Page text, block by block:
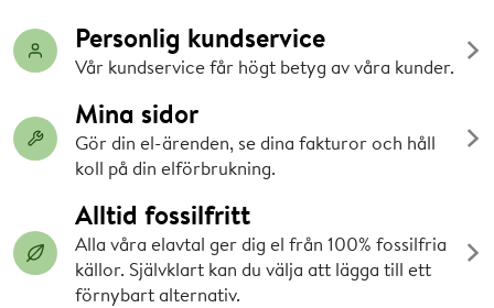
Personlig kundservice
Vår kundservice får högt betyg av våra kunder.
Mina sidor
Gör din el-ärenden, se dina fakturor och håll
koll på din elförbrukning.
Alltid fossilfritt
Alla våra elavtal ger dig el från 100% fossilfria
källor. Självklart kan du välja att lägga till ett
förnybart alternativ.